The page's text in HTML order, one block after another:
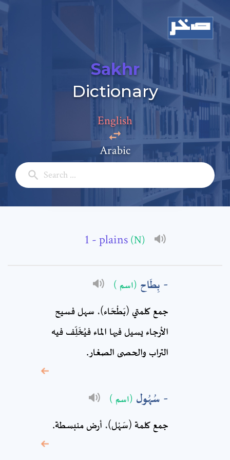
Sakhr
Dictionary
English
Arabic
- plains (N)
بِطَاح (اسم )
جمع كلمتي (بَطْحَاء)، سهل فسيح
الأرجاء‏ يسيل فيها الماء فيُخَلِّف فيه
التراب والحصى الصغار.
سُهُول (اسم )
جمع كلمة (سَهْل)، أرض منبسطة.
Add a comment
Email: *
Full Name: *
Subject: *
Comment: *
* sign, it means are
required fields